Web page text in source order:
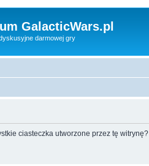
GalacticWars.pl
darmowej gry
ciasteczka utworzone przez tę witrynę?